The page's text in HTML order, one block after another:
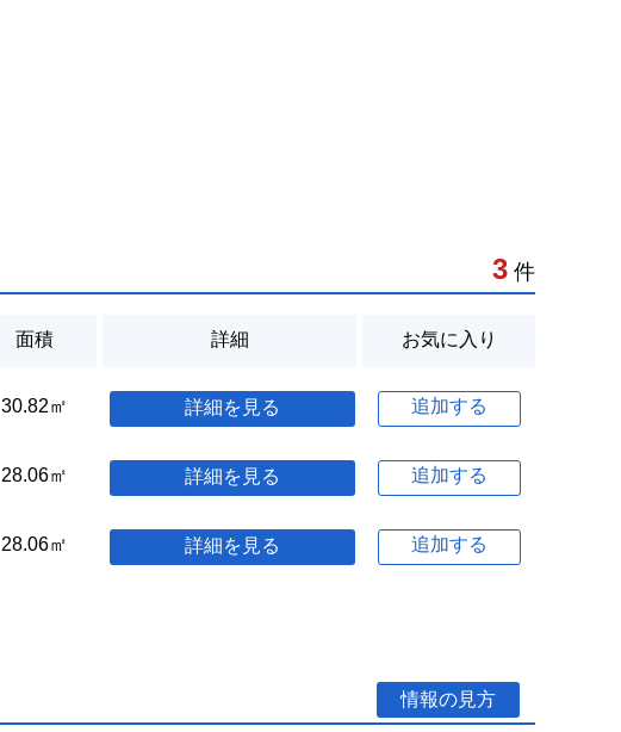
3 件
面積 詳細 お気に入り
30.82㎡ 詳細を見る 追加する
28.06㎡ 詳細を見る 追加する
28.06㎡ 詳細を見る 追加する
情報の見方